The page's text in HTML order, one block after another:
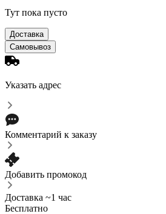
Тут пока пусто
Доставка
Самовывоз
Указать адрес
Комментарий к заказу
Добавить промокод
Доставка ~1 час
Бесплатно